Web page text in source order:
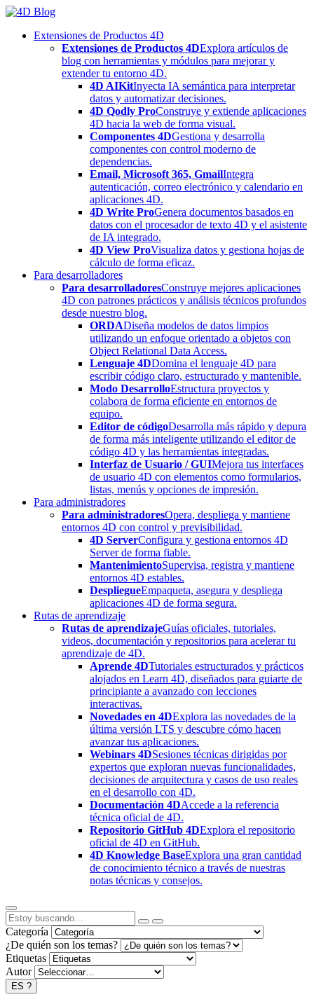
Skip
contentExtensiones de Productos 4D
Extensiones de Productos 4DExplora artículos de
blog con herramientas y módulos para mejorar y
extender tu entorno 4D.
4D AIKitInyecta IA semántica para interpretar
datos y automatizar decisiones.
4D Qodly ProConstruye y extiende aplicaciones
4D hacia la web de forma visual.
Componentes 4DGestiona y desarrolla
componentes con control moderno de
dependencias.
Email, Microsoft 365, GmailIntegra
autenticación, correo electrónico y calendario en
aplicaciones 4D.
4D Write ProGenera documentos basados en
datos con el procesador de texto 4D y el asistente
de IA integrado.
4D View ProVisualiza datos y gestiona hojas de
cálculo de forma eficaz.
Para desarrolladores
Para desarrolladoresConstruye mejores aplicaciones
4D con patrones prácticos y análisis técnicos profundos
desde nuestro blog.
ORDADiseña modelos de datos limpios
utilizando un enfoque orientado a objetos con
Object Relational Data Access.
Lenguaje 4DDomina el lenguaje 4D para
escribir código claro, estructurado y mantenible.
Modo DesarrolloEstructura proyectos y
colabora de forma eficiente en entornos de
equipo.
Editor de códigoDesarrolla más rápido y depura
de forma más inteligente utilizando el editor de
código 4D y las herramientas integradas.
Interfaz de Usuario / GUIMejora tus interfaces
de usuario 4D con elementos como formularios,
listas, menús y opciones de impresión.
Para administradores
Para administradoresOpera, despliega y mantiene
entornos 4D con control y previsibilidad.
4D ServerConfigura y gestiona entornos 4D
Server de forma fiable.
MantenimientoSupervisa, registra y mantiene
entornos 4D estables.
DespliegueEmpaqueta, asegura y despliega
aplicaciones 4D de forma segura.
Rutas de aprendizaje
Rutas de aprendizajeGuías oficiales, tutoriales,
videos, documentación y repositorios para acelerar tu
aprendizaje de 4D.
Aprende 4DTutoriales estructurados y prácticos
alojados en Learn 4D, diseñados para guiarte de
principiante a avanzado con lecciones
interactivas.
Novedades en 4DExplora las novedades de la
última versión LTS y descubre cómo hacen
avanzar tus aplicaciones.
Webinars 4DSesiones técnicas dirigidas por
expertos que exploran nuevas funcionalidades,
decisiones de arquitectura y casos de uso reales
en el desarrollo con 4D.
Documentación 4DAccede a la referencia
técnica oficial de 4D.
Repositorio GitHub 4DExplora el repositorio
oficial de 4D en GitHub.
4D Knowledge BaseExplora una gran cantidad
de conocimiento técnico a través de nuestras
notas técnicas y consejos.
Categoría
¿De quién son los temas?
Etiquetas
Autor
ES ?